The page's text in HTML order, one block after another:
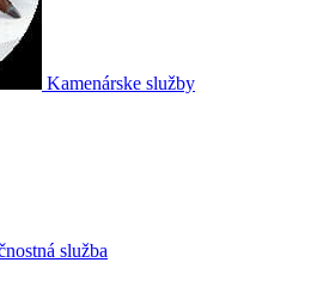
Kamenárske služby
služba